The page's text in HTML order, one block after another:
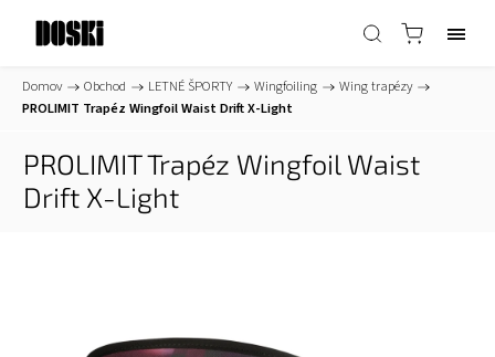
Domov / Obchod / LETNÉ ŠPORTY / Wingfoiling / Wing trapézy /
PROLIMIT Trapéz Wingfoil Waist Drift X-Light
PROLIMIT Trapéz Wingfoil Waist
Drift X-Light